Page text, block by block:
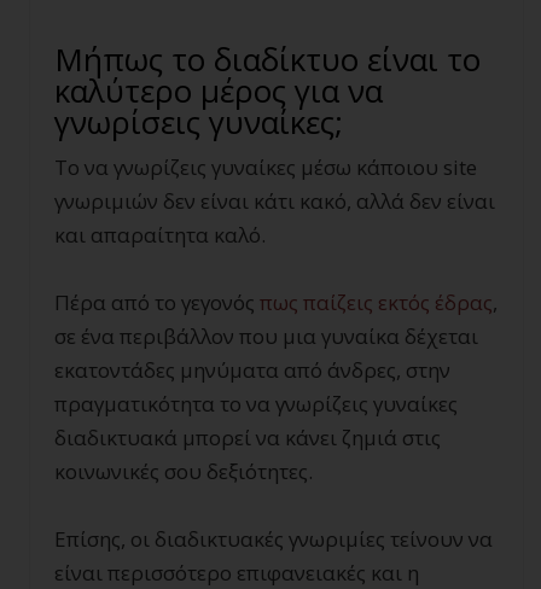
Μήπως το διαδίκτυο είναι το
καλύτερο μέρος για να
γνωρίσεις γυναίκες;
Το να γνωρίζεις γυναίκες μέσω κάποιου site
γνωριμιών δεν είναι κάτι κακό, αλλά δεν είναι
και απαραίτητα καλό.
Πέρα από το γεγονός πως παίζεις εκτός έδρας,
σε ένα περιβάλλον που μια γυναίκα δέχεται
εκατοντάδες μηνύματα από άνδρες, στην
πραγματικότητα το να γνωρίζεις γυναίκες
διαδικτυακά μπορεί να κάνει ζημιά στις
κοινωνικές σου δεξιότητες.
Επίσης, οι διαδικτυακές γνωριμίες τείνουν να
είναι περισσότερο επιφανειακές και η